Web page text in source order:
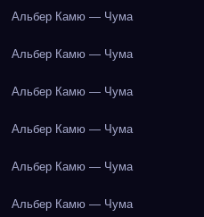
Альбер Камю — Чума
Альбер Камю — Чума
Альбер Камю — Чума
Альбер Камю — Чума
Альбер Камю — Чума
Альбер Камю — Чума